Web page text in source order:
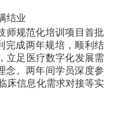
结业
师规范化培训项目首批
完成两年规培，顺利结
立足医疗数字化发展需
念。两年间学员深度参
床信息化需求对接等实